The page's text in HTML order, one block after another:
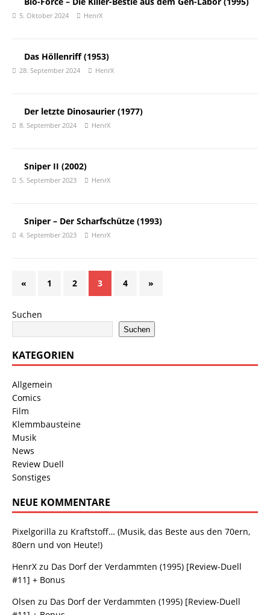
5. Oktober 2024 HenrX
Das Höllenriff (1953)
28. September 2024 HenrX
Der letzte Dinosaurier (1977)
8. September 2024 HenrX
Sniper II (2002)
5. September 2023 HenrX
Sniper – Der Scharfschütze (1993)
4. September 2023 HenrX
« 1 2 3 4 »
Suchen
Suchen
KATEGORIEN
Allgemein
Comics
Film
Klemmbausteine
Musik
News
Review Duell
Sonstiges
NEUE KOMMENTARE
Pixelgorilla zu Kraftstoff… (Musik, das Beste aus den 70ern,
80ern und von Heute!)
HenrX zu Das Dorf der Verdammten (1995) [Review-Duell
#11] + Bonus
Olsen zu Das Dorf der Verdammten (1995) [Review-Duell